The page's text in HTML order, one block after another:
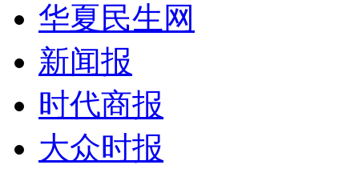
华夏民生网
新闻报
时代商报
大众时报